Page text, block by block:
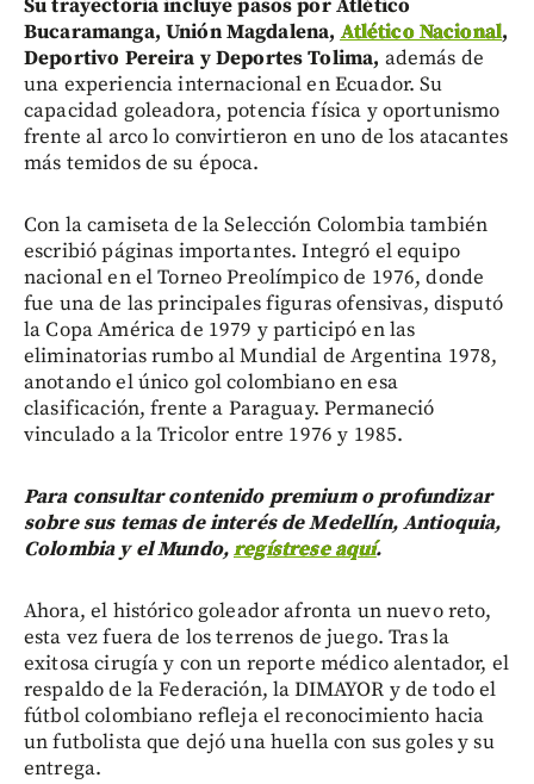
Su trayectoria incluye pasos por Atlético
Bucaramanga, Unión Magdalena, Atlético Nacional,
Deportivo Pereira y Deportes Tolima, además de
una experiencia internacional en Ecuador. Su
capacidad goleadora, potencia física y oportunismo
frente al arco lo convirtieron en uno de los atacantes
más temidos de su época.
Con la camiseta de la Selección Colombia también
escribió páginas importantes. Integró el equipo
nacional en el Torneo Preolímpico de 1976, donde
fue una de las principales figuras ofensivas, disputó
la Copa América de 1979 y participó en las
eliminatorias rumbo al Mundial de Argentina 1978,
anotando el único gol colombiano en esa
clasificación, frente a Paraguay. Permaneció
vinculado a la Tricolor entre 1976 y 1985.
Para consultar contenido premium o profundizar
sobre sus temas de interés de Medellín, Antioquia,
Colombia y el Mundo,regístrese aquí.
Ahora, el histórico goleador afronta un nuevo reto,
esta vez fuera de los terrenos de juego. Tras la
exitosa cirugía y con un reporte médico alentador, el
respaldo de la Federación, la DIMAYOR y de todo el
fútbol colombiano refleja el reconocimiento hacia
un futbolista que dejó una huella con sus goles y su
entrega.